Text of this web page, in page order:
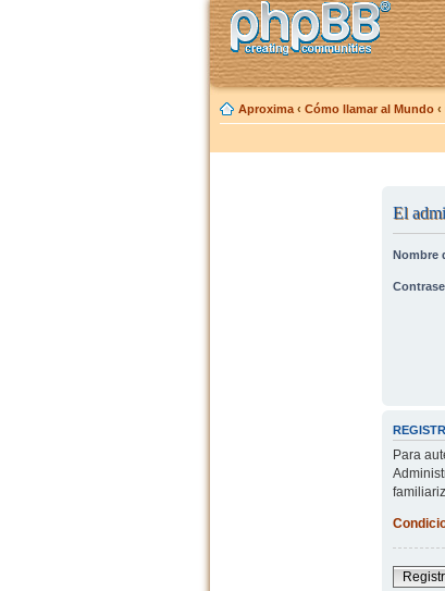
Aproxima ‹ Cómo llamar al Mundo ‹
El
Nombre
Para